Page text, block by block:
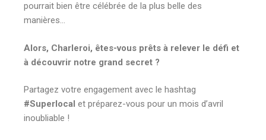
pourrait bien être célébrée de la plus belle des
manières…
Alors, Charleroi, êtes-vous prêts à relever le défi et
à découvrir notre grand secret ?
Partagez votre engagement avec le hashtag
#Superlocal et préparez-vous pour un mois d’avril
inoubliable !